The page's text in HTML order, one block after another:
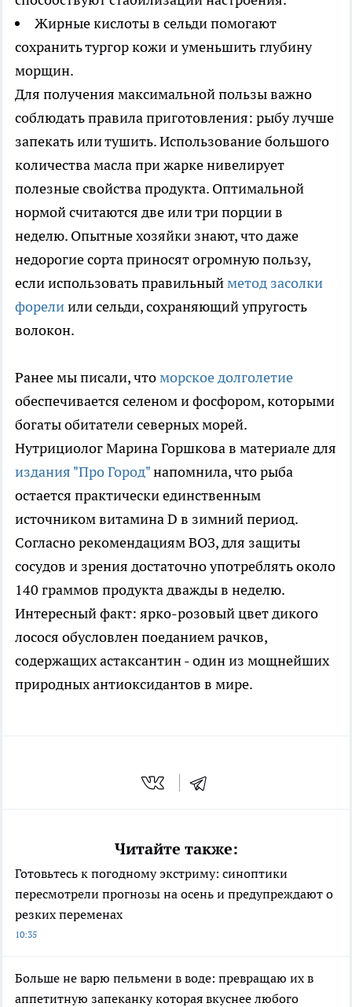
Жирные кислоты в сельди помогают
сохранить тургор кожи и уменьшить глубину
морщин.
Для получения максимальной пользы важно
соблюдать правила приготовления: рыбу лучше
запекать или тушить. Использование большого
количества масла при жарке нивелирует
полезные свойства продукта. Оптимальной
нормой считаются две или три порции в
неделю. Опытные хозяйки знают, что даже
недорогие сорта приносят огромную пользу,
если использовать правильныйметод засолки
форелиили сельди, сохраняющий упругость
волокон.
Ранее мы писали, чтоморское долголетие
обеспечивается селеном и фосфором, которыми
богаты обитатели северных морей.
Нутрициолог Марина Горшкова в материале для
издания "Про Город"напомнила, что рыба
остается практически единственным
источником витамина D в зимний период.
Согласно рекомендациям ВОЗ, для защиты
сосудов и зрения достаточно употреблять около
140 граммов продукта дважды в неделю.
Интересный факт: ярко-розовый цвет дикого
лосося обусловлен поеданием рачков,
содержащих астаксантин - один из мощнейших
природных антиоксидантов в мире.
Читайте также:
Готовьтесь к погодному экстриму: синоптики
пересмотрели прогнозы на осень и предупреждают о
резких переменах
10:35
Больше не варю пельмени в воде: превращаю их в
аппетитную запеканку которая вкуснее любого